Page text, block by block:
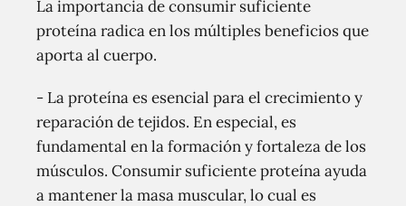
La importancia de consumir suficiente
proteína radica en los múltiples beneficios que
aporta al cuerpo.
- La proteína es esencial para el crecimiento y
reparación de tejidos. En especial, es
fundamental en la formación y fortaleza de los
músculos. Consumir suficiente proteína ayuda
a mantener la masa muscular, lo cual es